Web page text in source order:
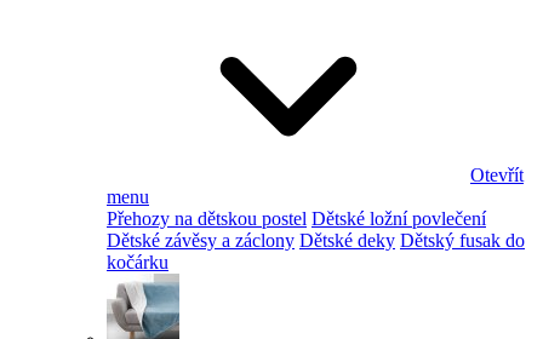
Otevřít
menu
Přehozy na dětskou postel Dětské ložní povlečení
Dětské závěsy a záclony Dětské deky Dětský fusak do
kočárku